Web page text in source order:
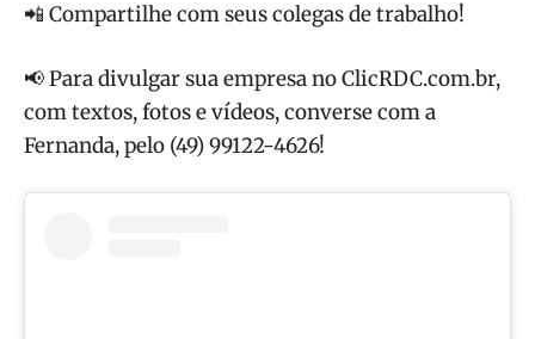
📲 Compartilhe com seus colegas de trabalho!
📢 Para divulgar sua empresa no ClicRDC.com.br,
com textos, fotos e vídeos, converse com a
Fernanda, pelo (49) 99122-4626!